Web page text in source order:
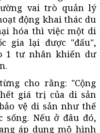
vai trò quản lý
động khai thác du
hóa thì việc một di
gia lại được "đấu",
1 tư nhân khiến dư
cho rằng: "Cộng
giá trị của di sản
vệ di sản như thế
sống. Nếu ở đâu đó,
áp dụng mô hình